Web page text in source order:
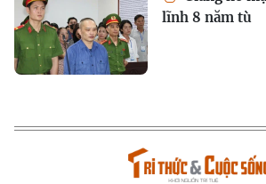
lĩnh 8 năm tù